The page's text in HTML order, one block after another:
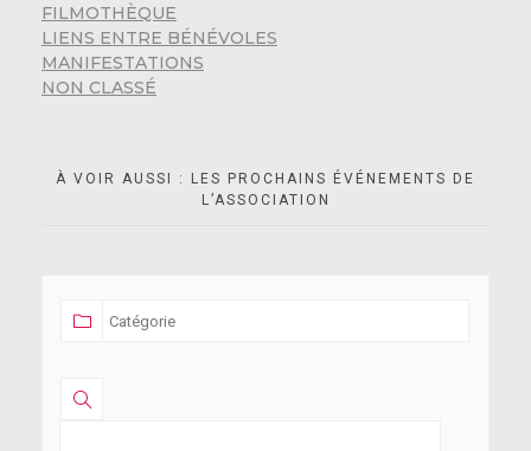
FILMOTHÈQUE
LIENS ENTRE BÉNÉVOLES
MANIFESTATIONS
NON CLASSÉ
À VOIR AUSSI : LES PROCHAINS ÉVÉNEMENTS DE
L’ASSOCIATION